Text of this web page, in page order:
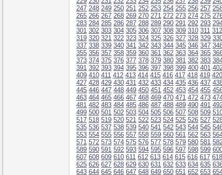
247 248 249 250 251 252 253 254 255 256 257
265 266 267 268 269 270 271 272 273 274 275
283 284 285 286 287 288 289 290 291 292 293
301 302 303 304 305 306 307 308 309 310 311 312
319 320 321 322 323 324 325 326 327 328 329
337 338 339 340 341 342 343 344 345 346 347
355 356 357 358 359 360 361 362 363 364 365
373 374 375 376 377 378 379 380 381 382 383
391 392 393 394 395 396 397 398 399 400 401
409 410 411 412 413 414 415 416 417 418 419 420
427 428 429 430 431 432 433 434 435 436 437
445 446 447 448 449 450 451 452 453 454 455
463 464 465 466 467 468 469 470 471 472 473
481 482 483 484 485 486 487 488 489 490 491
499 500 501 502 503 504 505 506 507 508 509
517 518 519 520 521 522 523 524 525 526 527
535 536 537 538 539 540 541 542 543 544 545
553 554 555 556 557 558 559 560 561 562 563
571 572 573 574 575 576 577 578 579 580 581
589 590 591 592 593 594 595 596 597 598 599
607 608 609 610 611 612 613 614 615 616 617 618
625 626 627 628 629 630 631 632 633 634 635
643 644 645 646 647 648 649 650 651 652 653